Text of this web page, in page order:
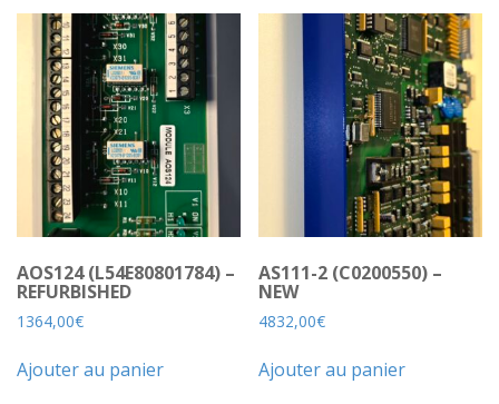
AOS124 (L54E80801784) –
REFURBISHED
1364,00€
Ajouter au panier
AS111-2 (C0200550) –
NEW
4832,00€
Ajouter au panier